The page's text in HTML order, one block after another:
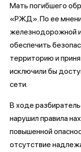
Мать погибшего
«РЖД». По ее
железнодорожной
обеспечить
территорию и
исключили бы
сети.
В ходе
нарушил правила
повышенной
отсутствие